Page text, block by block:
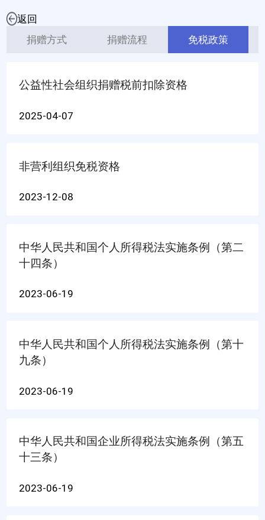
返回
捐赠方式
捐赠流程 免税政策
公益性社会组织捐赠税前扣除资格
2025-04-07
非营利组织免税资格
2023-12-08
中华人民共和国个人所得税法实施条例（第二
十四条）
2023-06-19
中华人民共和国个人所得税法实施条例（第十
九条）
2023-06-19
中华人民共和国企业所得税法实施条例（第五
十三条）
2023-06-19